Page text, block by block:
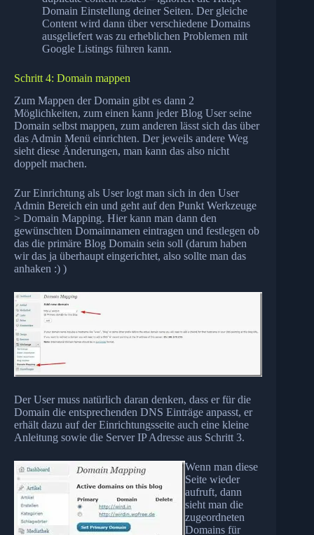
Domain Einstellung deiner Seiten. Der gleiche
Content wird dann über verschiedene Domains
ausgeliefert was zu erheblichen Problemen mit
Google Listings führen kann.
Schritt 4: Domain mappen
Zum Mappen der Domain gibt es dann 2
Möglichkeiten, zum einen kann jeder Blog User seine
Domain selbst mappen, zum anderen lässt sich das über
das Admin Menü einrichten. Der jeweils andere Weg
sieht diese Änderungen, man kann das also nicht
doppelt machen.
Zur Einrichtung als User logt man sich in den User
Admin Bereich ein und geht auf den Punkt Werkzeuge
> Domain Mapping. Hier kann man dann den
gewünschten Domainnamen eintragen und festlegen ob
das die primäre Blog Domain sein soll (darum haben
wir das ja überhaupt eingerichtet, also sollte man das
anhaken :) )
Der User muss natürlich daran denken, dass er für die
Domain die entsprechenden DNS Einträge anpasst, er
erhält dazu auf der Einrichtungsseite auch eine kleine
Anleitung sowie die Server IP Adresse aus Schritt 3.
Wenn man diese
Seite wieder
aufruft, dann
sieht man die
zugeordneten
Domains für